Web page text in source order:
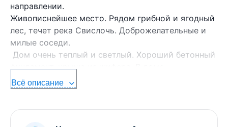
направлении.
Живописнейшее место. Рядом грибной и ягодный
лес, течет река Свислочь. Доброжелательные и
милые соседи.
Дом очень теплый и светлый. Хороший бетонный
фундамент, крыша из шифера. В доме
установлены качественные окна(стеклопакеты).
Во всем доме стены, пол и потолок из
отличного качества, полы не скрипят. Лестница
Всё описание